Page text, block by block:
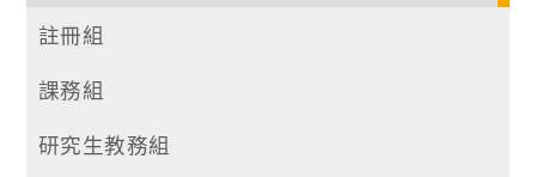
註冊組
課務組
研究生教務組